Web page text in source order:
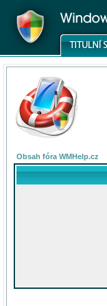
Obsah fóra WMHelp.cz